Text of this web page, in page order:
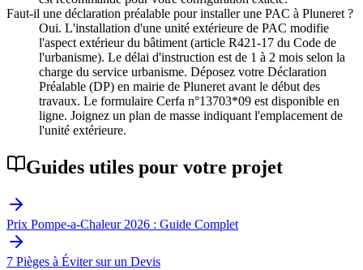
Faut-il une déclaration préalable pour installer une PAC à Pluneret ?
Oui. L'installation d'une unité extérieure de PAC modifie
l'aspect extérieur du bâtiment (article R421-17 du Code de
l'urbanisme). Le délai d'instruction est de 1 à 2 mois selon la
charge du service urbanisme. Déposez votre Déclaration
Préalable (DP) en mairie de Pluneret avant le début des
travaux. Le formulaire Cerfa n°13703*09 est disponible en
ligne. Joignez un plan de masse indiquant l'emplacement de
l'unité extérieure.
Guides utiles pour votre projet
Prix Pompe-a-Chaleur 2026 : Guide Complet
7 Pièges à Éviter sur un Devis